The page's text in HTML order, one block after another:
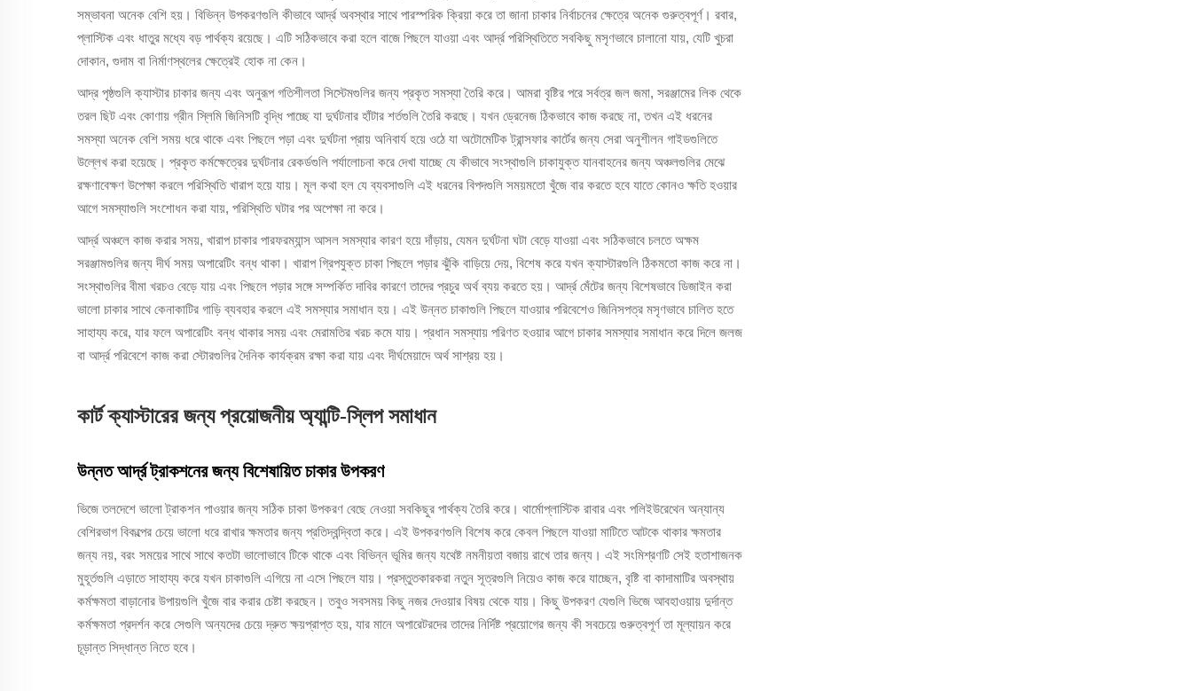
সম্ভাবনা অনেক বেশি হয়। বিভিন্ন উপকরণগুলি কীভাবে আর্দ্র অবস্থার সাথে পারস্পরিক ক্রিয়া করে তা জানা চাকার নির্বাচনের ক্ষেত্রে অনেক গুরুত্বপূর্ণ। রবার,
প্লাস্টিক এবং ধাতুর মধ্যে বড় পার্থক্য রয়েছে। এটি সঠিকভাবে করা হলে বাজে পিছলে যাওয়া এবং আর্দ্র পরিস্থিতিতে সবকিছু মসৃণভাবে চালানো যায়, যেটি খুচরা
দোকান, গুদাম বা নির্মাণস্থলের ক্ষেত্রেই হোক না কেন।
আদ্র পৃষ্ঠগুলি ক্যাস্টার চাকার জন্য এবং অনুরূপ গতিশীলতা সিস্টেমগুলির জন্য প্রকৃত সমস্যা তৈরি করে। আমরা বৃষ্টির পরে সর্বত্র জল জমা, সরঞ্জামের লিক থেকে
তরল ছিট এবং কোণায় গ্রীন স্লিমি জিনিসটি বৃদ্ধি পাচ্ছে যা দুর্ঘটনার হাঁটার শর্তগুলি তৈরি করছে। যখন ড্রেনেজ ঠিকভাবে কাজ করছে না, তখন এই ধরনের
সমস্যা অনেক বেশি সময় ধরে থাকে এবং পিছলে পড়া এবং দুর্ঘটনা প্রায় অনিবার্য হয়ে ওঠে যা অটোমেটিক ট্রান্সফার কার্টের জন্য সেরা অনুশীলন গাইডগুলিতে
উল্লেখ করা হয়েছে। প্রকৃত কর্মক্ষেত্রের দুর্ঘটনার রেকর্ডগুলি পর্যালোচনা করে দেখা যাচ্ছে যে কীভাবে সংস্থাগুলি চাকাযুক্ত যানবাহনের জন্য অঞ্চলগুলির মেঝে
রক্ষণাবেক্ষণ উপেক্ষা করলে পরিস্থিতি খারাপ হয়ে যায়। মূল কথা হল যে ব্যবসাগুলি এই ধরনের বিপদগুলি সময়মতো খুঁজে বার করতে হবে যাতে কোনও ক্ষতি হওয়ার
আগে সমস্যাগুলি সংশোধন করা যায়, পরিস্থিতি ঘটার পর অপেক্ষা না করে।
আর্দ্র অঞ্চলে কাজ করার সময়, খারাপ চাকার পারফরম্যান্স আসল সমস্যার কারণ হয়ে দাঁড়ায়, যেমন দুর্ঘটনা ঘটা বেড়ে যাওয়া এবং সঠিকভাবে চলতে অক্ষম
সরঞ্জামগুলির জন্য দীর্ঘ সময় অপারেটিং বন্ধ থাকা। খারাপ গ্রিপযুক্ত চাকা পিছলে পড়ার ঝুঁকি বাড়িয়ে দেয়, বিশেষ করে যখন ক্যাস্টারগুলি ঠিকমতো কাজ করে না।
সংস্থাগুলির বীমা খরচও বেড়ে যায় এবং পিছলে পড়ার সঙ্গে সম্পর্কিত দাবির কারণে তাদের প্রচুর অর্থ ব্যয় করতে হয়। আর্দ্র মেঁটের জন্য বিশেষভাবে ডিজাইন করা
ভালো চাকার সাথে কেনাকাটির গাড়ি ব্যবহার করলে এই সমস্যার সমাধান হয়। এই উন্নত চাকাগুলি পিছলে যাওয়ার পরিবেশেও জিনিসপত্র মসৃণভাবে চালিত হতে
সাহায্য করে, যার ফলে অপারেটিং বন্ধ থাকার সময় এবং মেরামতির খরচ কমে যায়। প্রধান সমস্যায় পরিণত হওয়ার আগে চাকার সমস্যার সমাধান করে দিলে জলজ
বা আর্দ্র পরিবেশে কাজ করা স্টোরগুলির দৈনিক কার্যক্রম রক্ষা করা যায় এবং দীর্ঘমেয়াদে অর্থ সাশ্রয় হয়।
কার্ট ক্যাস্টারের জন্য প্রয়োজনীয় অ্যান্টি-স্লিপ সমাধান
উন্নত আর্দ্র ট্রাকশনের জন্য বিশেষায়িত চাকার উপকরণ
ভিজে তলদেশে ভালো ট্রাকশন পাওয়ার জন্য সঠিক চাকা উপকরণ বেছে নেওয়া সবকিছুর পার্থক্য তৈরি করে। থার্মোপ্লাস্টিক রাবার এবং পলিইউরেথেন অন্যান্য
বেশিরভাগ বিকল্পের চেয়ে ভালো ধরে রাখার ক্ষমতার জন্য প্রতিদ্বন্দ্বিতা করে। এই উপকরণগুলি বিশেষ করে কেবল পিছলে যাওয়া মাটিতে আটকে থাকার ক্ষমতার
জন্য নয়, বরং সময়ের সাথে সাথে কতটা ভালোভাবে টিকে থাকে এবং বিভিন্ন ভূমির জন্য যথেষ্ট নমনীয়তা বজায় রাখে তার জন্য। এই সংমিশ্রণটি সেই হতাশাজনক
মুহূর্তগুলি এড়াতে সাহায্য করে যখন চাকাগুলি এগিয়ে না এসে পিছলে যায়। প্রস্তুতকারকরা নতুন সূত্রগুলি নিয়েও কাজ করে যাচ্ছেন, বৃষ্টি বা কাদামাটির অবস্থায়
কর্মক্ষমতা বাড়ানোর উপায়গুলি খুঁজে বার করার চেষ্টা করছেন। তবুও সবসময় কিছু নজর দেওয়ার বিষয় থেকে যায়। কিছু উপকরণ যেগুলি ভিজে আবহাওয়ায় দুর্দান্ত
কর্মক্ষমতা প্রদর্শন করে সেগুলি অন্যদের চেয়ে দ্রুত ক্ষয়প্রাপ্ত হয়, যার মানে অপারেটরদের তাদের নির্দিষ্ট প্রয়োগের জন্য কী সবচেয়ে গুরুত্বপূর্ণ তা মূল্যায়ন করে
চূড়ান্ত সিদ্ধান্ত নিতে হবে।